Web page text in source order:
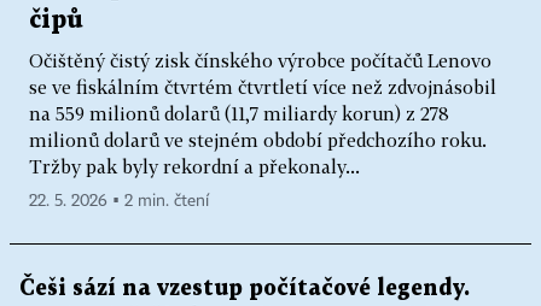
čipů
Očištěný čistý zisk čínského výrobce počítačů Lenovo
se ve fiskálním čtvrtém čtvrtletí více než zdvojnásobil
na 559 milionů dolarů (11,7 miliardy korun) z 278
milionů dolarů ve stejném období předchozího roku.
Tržby pak byly rekordní a překonaly...
22. 5. 2026 ▪ 2 min. čtení
Češi sází na vzestup počítačové legendy.